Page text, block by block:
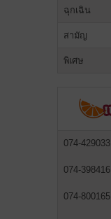
ฉุกเฉิน
สามัญ
พิเศษ
074-
074-
074-